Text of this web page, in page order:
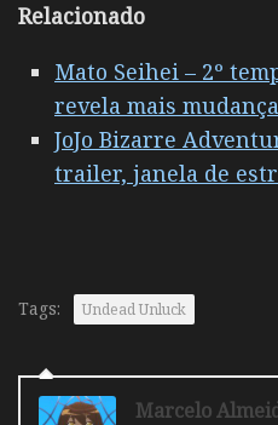
Relacionado
Mato Seihei – 2º
revela mais
JoJo Bizarre
trailer, janela de
Tags: Undead Unluck
Marcelo